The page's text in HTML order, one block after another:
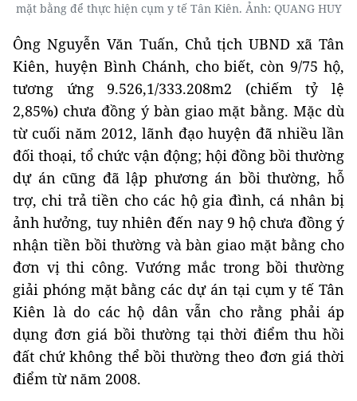
mặt bằng để thực hiện cụm y tế Tân Kiên. Ảnh: QUANG HUY
Ông Nguyễn Văn Tuấn, Chủ tịch UBND xã Tân
Kiên, huyện Bình Chánh, cho biết, còn 9/75 hộ,
tương ứng 9.526,1/333.208m2 (chiếm tỷ lệ
2,85%) chưa đồng ý bàn giao mặt bằng. Mặc dù
từ cuối năm 2012, lãnh đạo huyện đã nhiều lần
đối thoại, tổ chức vận động; hội đồng bồi thường
dự án cũng đã lập phương án bồi thường, hỗ
trợ, chi trả tiền cho các hộ gia đình, cá nhân bị
ảnh hưởng, tuy nhiên đến nay 9 hộ chưa đồng ý
nhận tiền bồi thường và bàn giao mặt bằng cho
đơn vị thi công. Vướng mắc trong bồi thường
giải phóng mặt bằng các dự án tại cụm y tế Tân
Kiên là do các hộ dân vẫn cho rằng phải áp
dụng đơn giá bồi thường tại thời điểm thu hồi
đất chứ không thể bồi thường theo đơn giá thời
điểm từ năm 2008.